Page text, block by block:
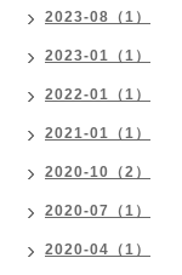
2023-08（1）
2023-01（1）
2022-01（1）
2021-01（1）
2020-10（2）
2020-07（1）
2020-04（1）